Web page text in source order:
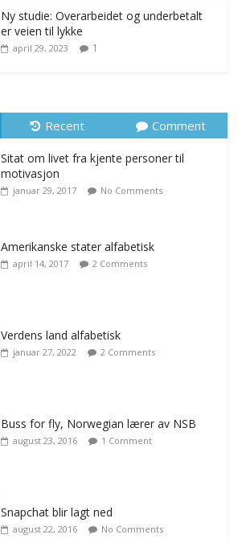
Ny studie: Overarbeidet og underbetalt
er veien til lykke
april 29, 2023 1
Recent Comment
Sitat om livet fra kjente personer til
motivasjon
januar 29, 2017 No Comments
Amerikanske stater alfabetisk
april 14, 2017 2 Comments
Verdens land alfabetisk
januar 27, 2022 2 Comments
Buss for fly, Norwegian lærer av NSB
august 23, 2016 1 Comment
Snapchat blir lagt ned
august 22, 2016 No Comments